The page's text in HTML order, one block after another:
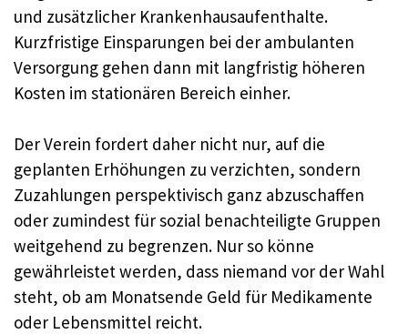
und zusätzlicher Krankenhausaufenthalte.
Kurzfristige Einsparungen bei der ambulanten
Versorgung gehen dann mit langfristig höheren
Kosten im stationären Bereich einher.
Der Verein fordert daher nicht nur, auf die
geplanten Erhöhungen zu verzichten, sondern
Zuzahlungen perspektivisch ganz abzuschaffen
oder zumindest für sozial benachteiligte Gruppen
weitgehend zu begrenzen. Nur so könne
gewährleistet werden, dass niemand vor der Wahl
steht, ob am Monatsende Geld für Medikamente
oder Lebensmittel reicht.